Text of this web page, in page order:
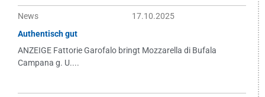
News
17.10.2025
Authentisch gut
ANZEIGE Fattorie Garofalo bringt Mozzarella di Bufala
Campana g. U....